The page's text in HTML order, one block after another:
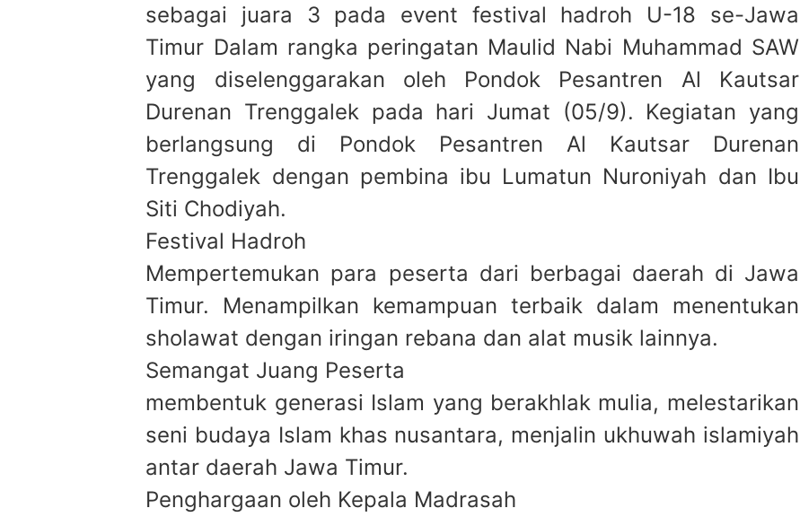
sebagai juara 3 pada event festival hadroh U-18 se-Jawa
Timur Dalam rangka peringatan Maulid Nabi Muhammad SAW
yang diselenggarakan oleh Pondok Pesantren Al Kautsar
Durenan Trenggalek pada hari Jumat (05/9). Kegiatan yang
berlangsung di Pondok Pesantren Al Kautsar Durenan
Trenggalek dengan pembina ibu Lumatun Nuroniyah dan Ibu
Siti Chodiyah.
Festival Hadroh
Mempertemukan para peserta dari berbagai daerah di Jawa
Timur. Menampilkan kemampuan terbaik dalam menentukan
sholawat dengan iringan rebana dan alat musik lainnya.
Semangat Juang Peserta
membentuk generasi Islam yang berakhlak mulia, melestarikan
seni budaya Islam khas nusantara, menjalin ukhuwah islamiyah
antar daerah Jawa Timur.
Penghargaan oleh Kepala Madrasah